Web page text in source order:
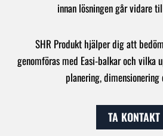
innan lösningen går vidare
SHR Produkt hjälper dig att
genomföras med Easi-balkar och vilka
planering,
TA KONTAKT